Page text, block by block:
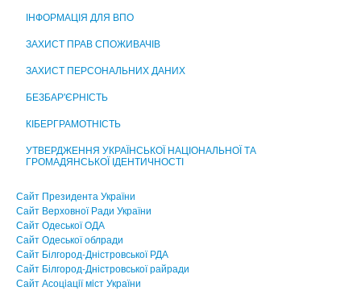
ІНФОРМАЦІЯ ДЛЯ ВПО
ЗАХИСТ ПРАВ СПОЖИВАЧІВ
ЗАХИСТ ПЕРСОНАЛЬНИХ ДАНИХ
БЕЗБАР'ЄРНІСТЬ
КІБЕРГРАМОТНІСТЬ
УТВЕРДЖЕННЯ УКРАЇНСЬКОЇ НАЦІОНАЛЬНОЇ ТА
ГРОМАДЯНСЬКОЇ ІДЕНТИЧНОСТІ
Сайт Президента України
Сайт Верховної Ради України
Сайт Одеської ОДА
Сайт Одеської облради
Сайт Білгород-Дністровської РДА
Сайт Білгород-Дністровської райради
Сайт Асоцiацiї мiст України